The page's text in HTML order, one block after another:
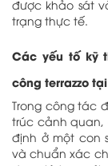
được khảo sát
trạng thực tế.
Các yếu tố kỹ
công terrazzo
Trong công tác
trúc cảnh quan,
định ở một con
và chuẩn xác